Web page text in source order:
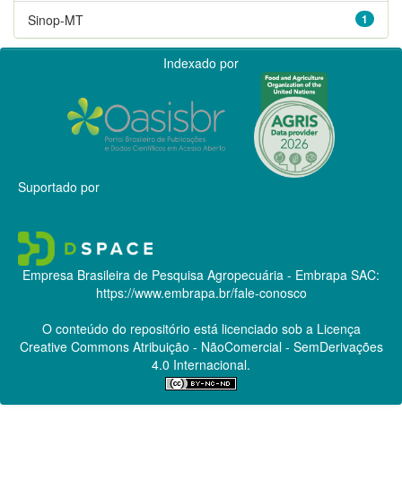
1
Sinop-MT
Indexado por
Suportado por
Empresa Brasileira de Pesquisa Agropecuária - Embrapa SAC:
https://www.embrapa.br/fale-conosco
O conteúdo do repositório está licenciado sob a Licença
Creative CommonsAtribuição - NãoComercial - SemDerivações
4.0 Internacional.